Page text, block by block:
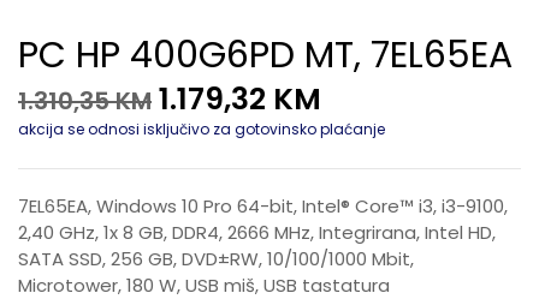
PC HP 400G6PD MT, 7EL65EA
1.310,35KM 1.179,32 KM
akcija se odnosi isključivo za gotovinsko plaćanje
7EL65EA, Windows 10 Pro 64-bit, Intel® Core™ i3, i3-9100,
2,40 GHz, 1x 8 GB, DDR4, 2666 MHz, Integrirana, Intel HD,
SATA SSD, 256 GB, DVD±RW, 10/100/1000 Mbit,
Microtower, 180 W, USB miš, USB tastatura